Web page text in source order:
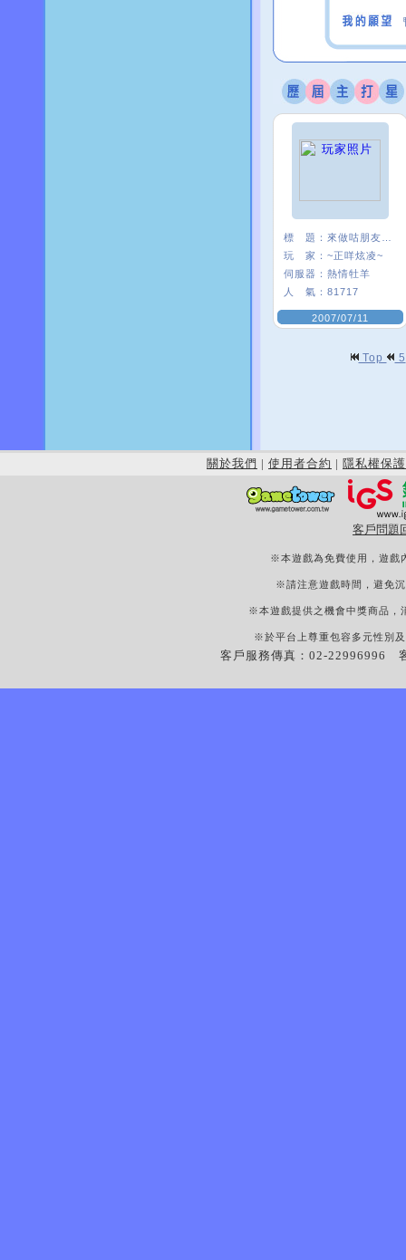
標 題：
玩 家： ~正咩炫凌~
伺服器： 熱情牡羊
人 氣： 81717
2007/07/11
Top 5
關於我們 | 使用者合約 | 隱私權保護
客戶問題
※本遊戲為免費使用，遊戲
※請注意遊戲時間，避免
※本遊戲提供之機會中獎商品，
※於平台上尊重包容多元性別
客戶服務傳真：02-22996996